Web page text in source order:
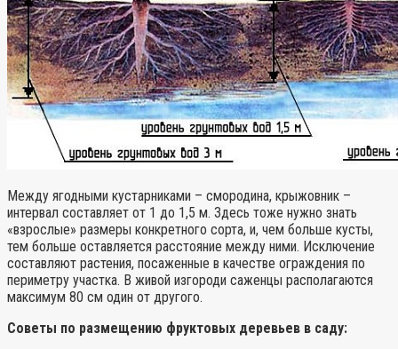
Между ягодными кустарниками – смородина, крыжовник –
интервал составляет от 1 до 1,5 м. Здесь тоже нужно знать
«взрослые» размеры конкретного сорта, и, чем больше кусты,
тем больше оставляется расстояние между ними. Исключение
составляют растения, посаженные в качестве ограждения по
периметру участка. В живой изгороди саженцы располагаются
максимум 80 см один от другого.
Советы по размещению фруктовых деревьев в саду: